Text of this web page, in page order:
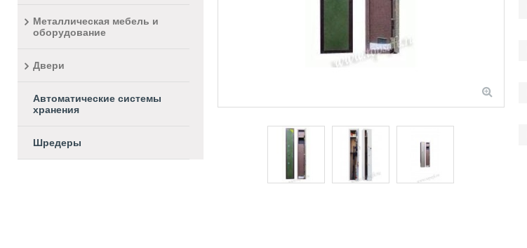
Металлическая мебель и
оборудование
Двери
Автоматические системы
хранения
Шредеры